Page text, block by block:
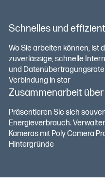
Schnelles und
Wo Sie arbeiten können, ist
zuverlässige, schnelle
und
Verbindung in star
Zusammenarbeit über
Präsentieren Sie sich
Energieverbrauch.
Kameras mit Poly Camera
Hintergründe